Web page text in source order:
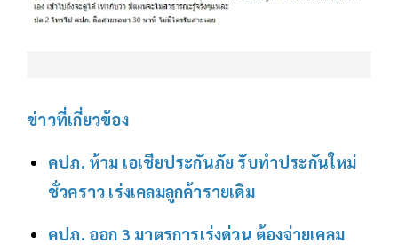
ข่าวที่เกี่ยวข้อง
คปภ. ห้าม เอเชียประกันภัย รับทำประกันใหม่
ชั่วคราว เร่งเคลมลูกค้ารายเดิม
คปภ. ออก 3 มาตรการเร่งด่วน ต้องจ่ายเคลม